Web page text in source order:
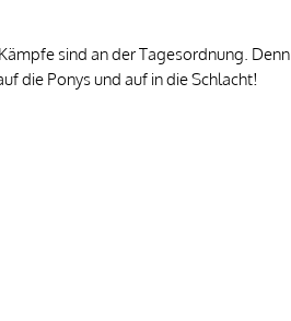
sind an der Tagesordnung. Denn
die Ponys und auf in die Schlacht!